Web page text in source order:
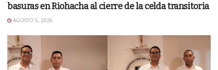
basuras en Riohacha al cierre de la celda transitoria
AGOSTO 5, 2026